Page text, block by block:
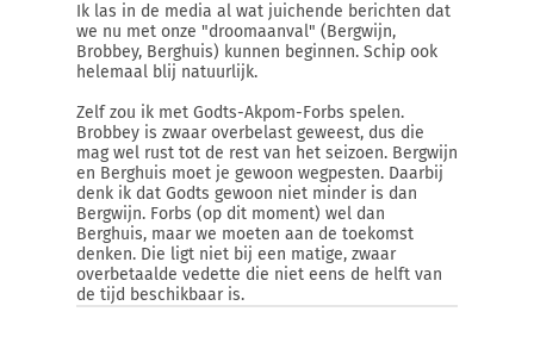
Ik las in de media al wat juichende berichten dat
we nu met onze "droomaanval" (Bergwijn,
Brobbey, Berghuis) kunnen beginnen. Schip ook
helemaal blij natuurlijk.
Zelf zou ik met Godts-Akpom-Forbs spelen.
Brobbey is zwaar overbelast geweest, dus die
mag wel rust tot de rest van het seizoen. Bergwijn
en Berghuis moet je gewoon wegpesten. Daarbij
denk ik dat Godts gewoon niet minder is dan
Bergwijn. Forbs (op dit moment) wel dan
Berghuis, maar we moeten aan de toekomst
denken. Die ligt niet bij een matige, zwaar
overbetaalde vedette die niet eens de helft van
de tijd beschikbaar is.